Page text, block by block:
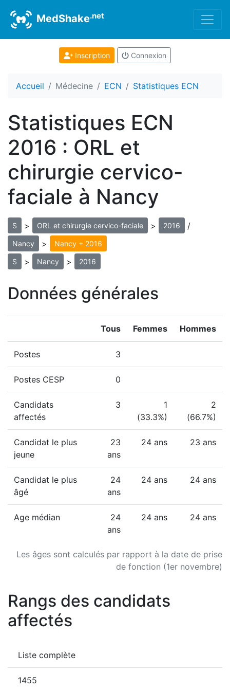
MedShake.net
Inscription Connexion
Accueil Médecine ECN Statistiques ECN
Statistiques ECN
2016 : ORL et
chirurgie cervico-
faciale à Nancy
S > ORL et chirurgie cervico-faciale > 2016 /
Nancy > Nancy + 2016
S > Nancy > 2016
Données générales
Les âges sont calculés par rapport à la date de prise
de fonction (1er novembre)
Tous Femmes Hommes
Postes 3
Postes CESP 0
Candidats
affectés
3
1
(33.3%)
2
(66.7%)
Candidat le plus
jeune
23
ans
24 ans 23 ans
Candidat le plus
âgé
24
ans
24 ans 24 ans
Age médian
24
ans
24 ans 24 ans
Rangs des candidats
affectés
Liste complète
1455